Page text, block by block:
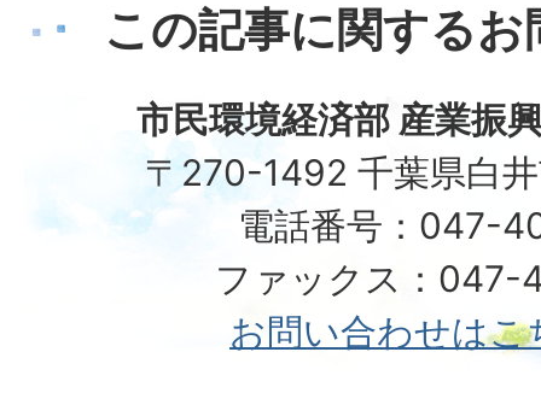
この記事に関する
市民環境経済部 産業振
〒270-1492 千葉県白
電話番号：047-
ファックス：047-
お問い合わせはこ